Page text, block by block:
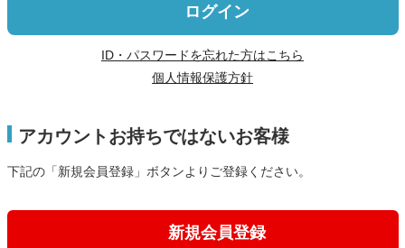
ログイン
ID・パスワードを忘れた方はこちら
個人情報保護方針
アカウントお持ちではないお客様
下記の「新規会員登録」ボタンよりご登録ください。
新規会員登録